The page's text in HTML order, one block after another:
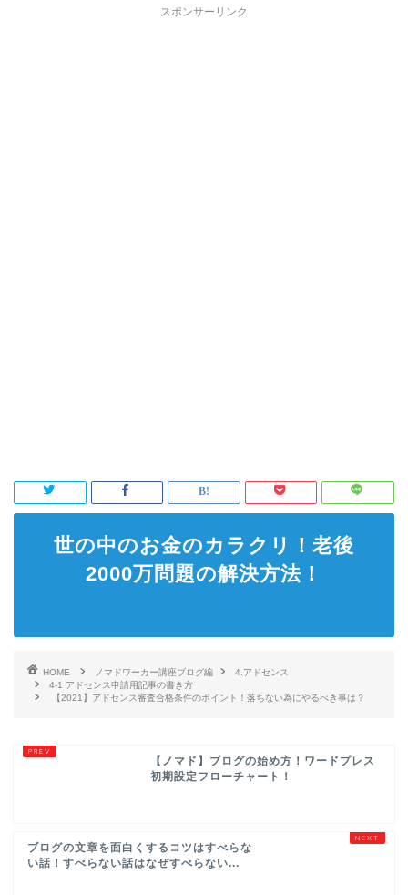
スポンサーリンク
世の中のお金のカラクリ！老後
2000万問題の解決方法！
HOME ノマドワーカー講座ブログ編
4.アドセンス
4-1 アドセンス申請用記事の書き方
【2021】アドセンス審査合格条件のポイント！落ちない為にやるべき事は？
【ノマド】ブログの始め方！ワードプレス
初期設定フローチャート！
ブログの文章を面白くするコツはすべらな
い話！すべらない話はなぜすべらない...